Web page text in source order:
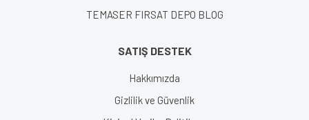
TEMASER FIRSAT DEPO BLOG
SATIŞ DESTEK
Hakkımızda
Gizlilik ve Güvenlik